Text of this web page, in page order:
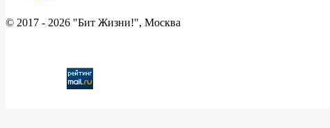
© 2017 - 2026 "Бит Жизни!", Москва